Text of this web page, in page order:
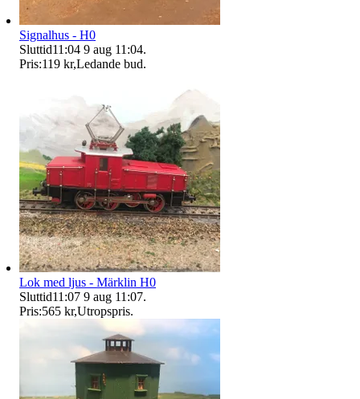
Signalhus - H0
Sluttid11:04 9 aug 11:04.
Pris:119 kr,Ledande bud.
Lok med ljus - Märklin H0
Sluttid11:07 9 aug 11:07.
Pris:565 kr,Utropspris.